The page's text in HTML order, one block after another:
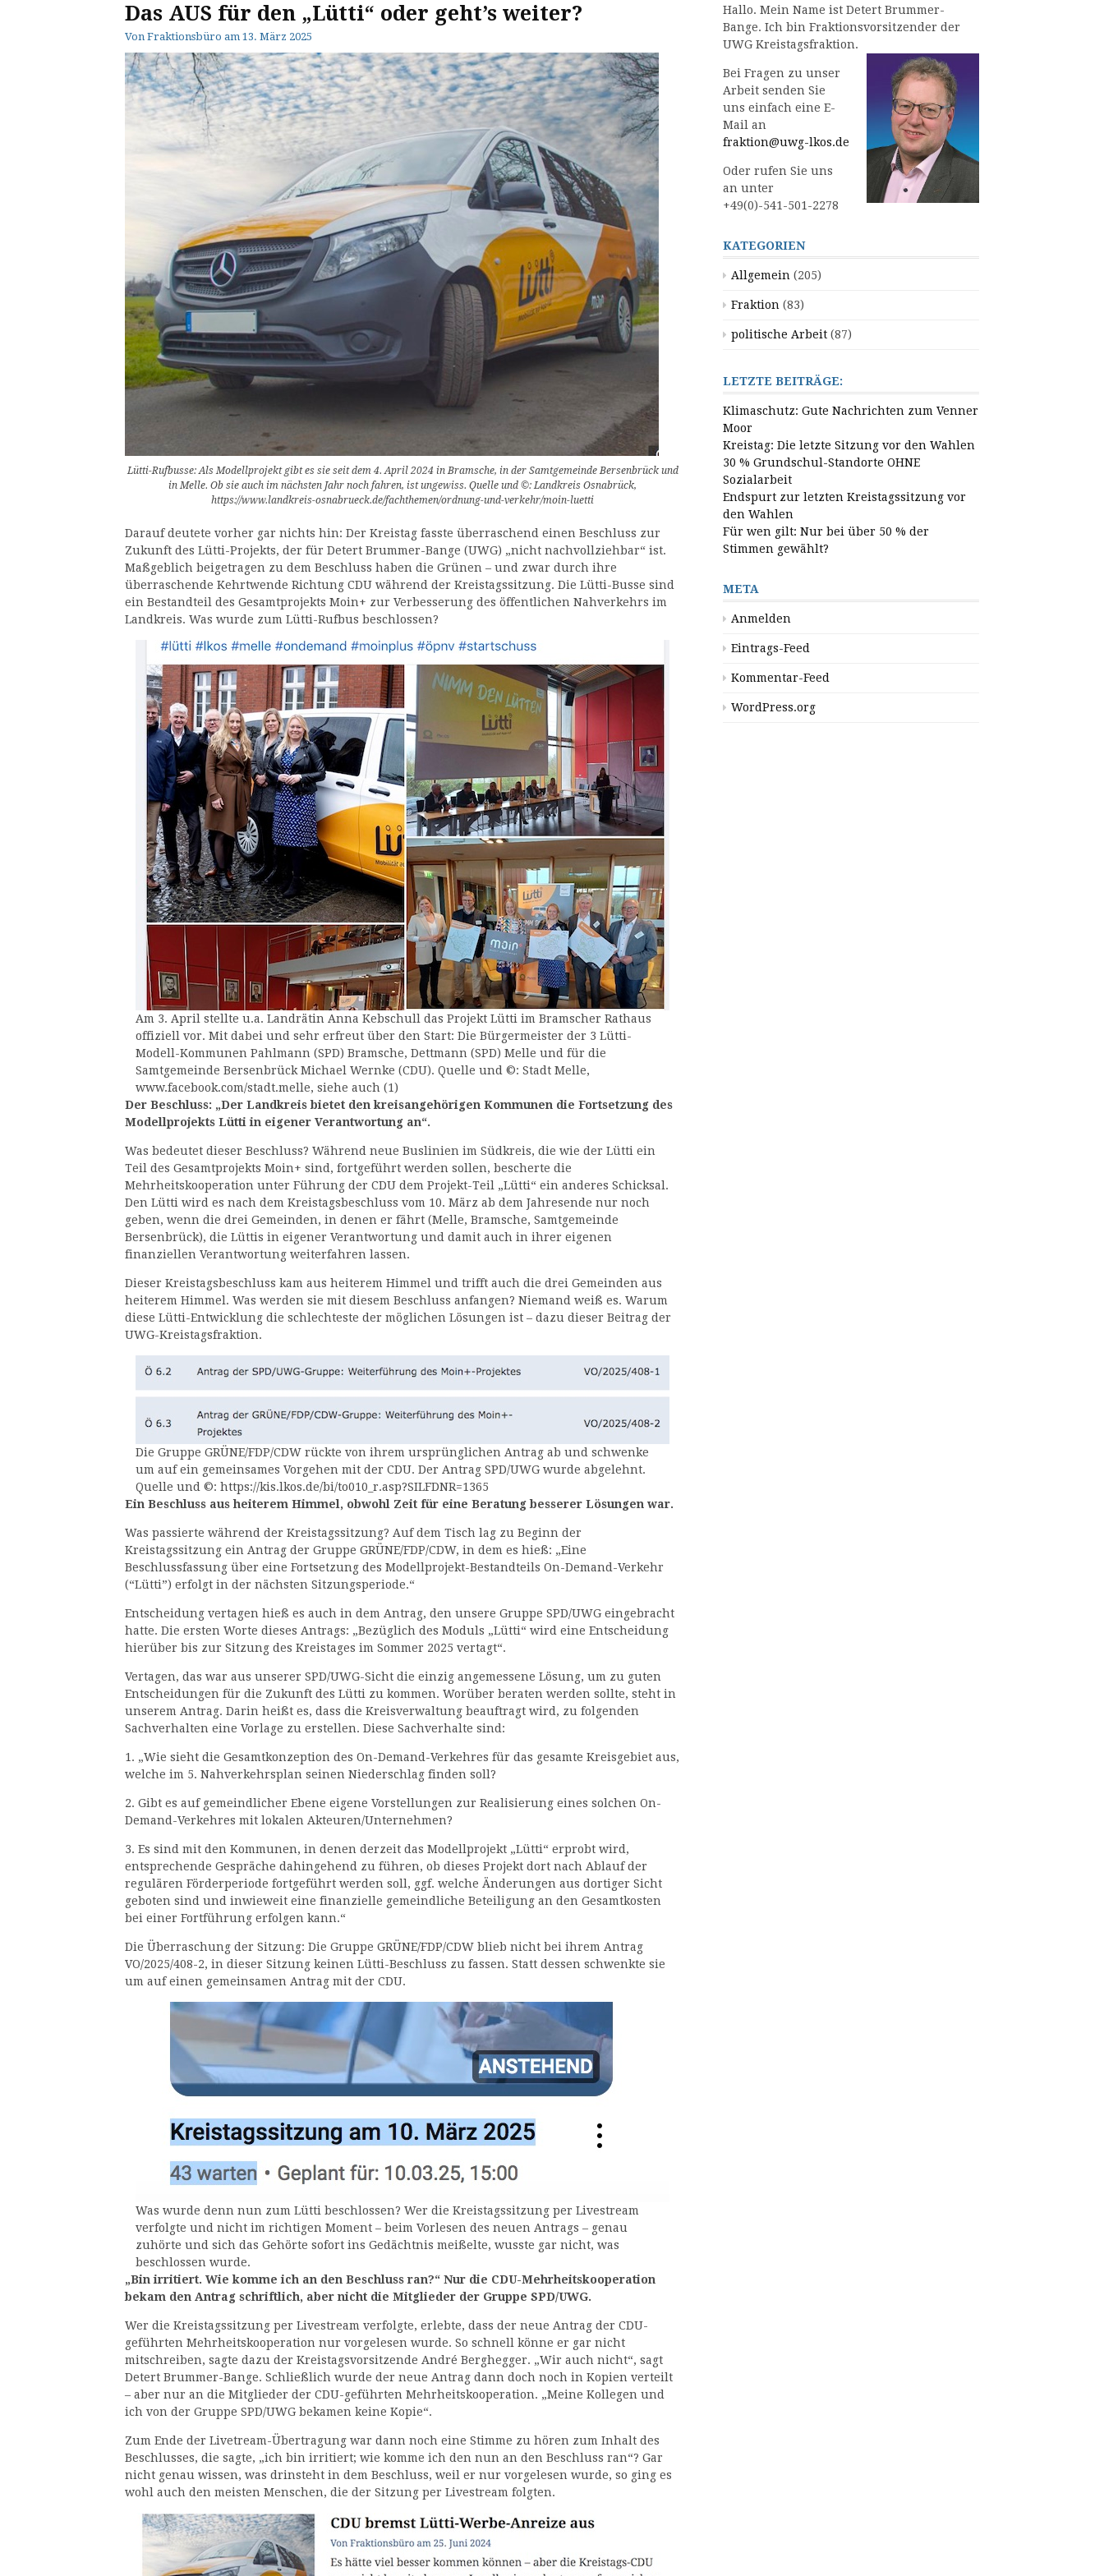
Das AUS für den „Lütti“ oder geht’s weiter?
Von Fraktionsbüro am 13. März 2025
Lütti-Rufbusse: Als Modellprojekt gibt es sie seit dem 4. April 2024 in Bramsche, in der Samtgemeinde Bersenbrück und
in Melle. Ob sie auch im nächsten Jahr noch fahren, ist ungewiss. Quelle und ©: Landkreis Osnabrück,
https://www.landkreis-osnabrueck.de/fachthemen/ordnung-und-verkehr/moin-luetti
Darauf deutete vorher gar nichts hin: Der Kreistag fasste überraschend einen Beschluss zur
Zukunft des Lütti-Projekts, der für Detert Brummer-Bange (UWG) „nicht nachvollziehbar“ ist.
Maßgeblich beigetragen zu dem Beschluss haben die Grünen – und zwar durch ihre
überraschende Kehrtwende Richtung CDU während der Kreistagssitzung. Die Lütti-Busse sind
ein Bestandteil des Gesamtprojekts Moin+ zur Verbesserung des öffentlichen Nahverkehrs im
Landkreis. Was wurde zum Lütti-Rufbus beschlossen?
Am 3. April stellte u.a. Landrätin Anna Kebschull das Projekt Lütti im Bramscher Rathaus
offiziell vor. Mit dabei und sehr erfreut über den Start: Die Bürgermeister der 3 Lütti-
Modell-Kommunen Pahlmann (SPD) Bramsche, Dettmann (SPD) Melle und für die
Samtgemeinde Bersenbrück Michael Wernke (CDU). Quelle und ©: Stadt Melle,
www.facebook.com/stadt.melle, siehe auch (1)
Der Beschluss: „Der Landkreis bietet den kreisangehörigen Kommunen die Fortsetzung des
Modellprojekts Lütti in eigener Verantwortung an“.
Was bedeutet dieser Beschluss? Während neue Buslinien im Südkreis, die wie der Lütti ein
Teil des Gesamtprojekts Moin+ sind, fortgeführt werden sollen, bescherte die
Mehrheitskooperation unter Führung der CDU dem Projekt-Teil „Lütti“ ein anderes Schicksal.
Den Lütti wird es nach dem Kreistagsbeschluss vom 10. März ab dem Jahresende nur noch
geben, wenn die drei Gemeinden, in denen er fährt (Melle, Bramsche, Samtgemeinde
Bersenbrück), die Lüttis in eigener Verantwortung und damit auch in ihrer eigenen
finanziellen Verantwortung weiterfahren lassen.
Dieser Kreistagsbeschluss kam aus heiterem Himmel und trifft auch die drei Gemeinden aus
heiterem Himmel. Was werden sie mit diesem Beschluss anfangen? Niemand weiß es. Warum
diese Lütti-Entwicklung die schlechteste der möglichen Lösungen ist – dazu dieser Beitrag der
UWG-Kreistagsfraktion.
Die Gruppe GRÜNE/FDP/CDW rückte von ihrem ursprünglichen Antrag ab und schwenke
um auf ein gemeinsames Vorgehen mit der CDU. Der Antrag SPD/UWG wurde abgelehnt.
Quelle und ©: https://kis.lkos.de/bi/to010_r.asp?SILFDNR=1365
Ein Beschluss aus heiterem Himmel, obwohl Zeit für eine Beratung besserer Lösungen war.
Was passierte während der Kreistagssitzung? Auf dem Tisch lag zu Beginn der
Kreistagssitzung ein Antrag der Gruppe GRÜNE/FDP/CDW, in dem es hieß: „Eine
Beschlussfassung über eine Fortsetzung des Modellprojekt-Bestandteils On-Demand-Verkehr
(“Lütti”) erfolgt in der nächsten Sitzungsperiode.“
Entscheidung vertagen hieß es auch in dem Antrag, den unsere Gruppe SPD/UWG eingebracht
hatte. Die ersten Worte dieses Antrags: „Bezüglich des Moduls „Lütti“ wird eine Entscheidung
hierüber bis zur Sitzung des Kreistages im Sommer 2025 vertagt“.
Vertagen, das war aus unserer SPD/UWG-Sicht die einzig angemessene Lösung, um zu guten
Entscheidungen für die Zukunft des Lütti zu kommen. Worüber beraten werden sollte, steht in
unserem Antrag. Darin heißt es, dass die Kreisverwaltung beauftragt wird, zu folgenden
Sachverhalten eine Vorlage zu erstellen. Diese Sachverhalte sind:
1. „Wie sieht die Gesamtkonzeption des On-Demand-Verkehres für das gesamte Kreisgebiet aus,
welche im 5. Nahverkehrsplan seinen Niederschlag finden soll?
2. Gibt es auf gemeindlicher Ebene eigene Vorstellungen zur Realisierung eines solchen On-
Demand-Verkehres mit lokalen Akteuren/Unternehmen?
3. Es sind mit den Kommunen, in denen derzeit das Modellprojekt „Lütti“ erprobt wird,
entsprechende Gespräche dahingehend zu führen, ob dieses Projekt dort nach Ablauf der
regulären Förderperiode fortgeführt werden soll, ggf. welche Änderungen aus dortiger Sicht
geboten sind und inwieweit eine finanzielle gemeindliche Beteiligung an den Gesamtkosten
bei einer Fortführung erfolgen kann.“
Die Überraschung der Sitzung: Die Gruppe GRÜNE/FDP/CDW blieb nicht bei ihrem Antrag
VO/2025/408-2, in dieser Sitzung keinen Lütti-Beschluss zu fassen. Statt dessen schwenkte sie
um auf einen gemeinsamen Antrag mit der CDU.
Was wurde denn nun zum Lütti beschlossen? Wer die Kreistagssitzung per Livestream
verfolgte und nicht im richtigen Moment – beim Vorlesen des neuen Antrags – genau
zuhörte und sich das Gehörte sofort ins Gedächtnis meißelte, wusste gar nicht, was
beschlossen wurde.
„Bin irritiert. Wie komme ich an den Beschluss ran?“ Nur die CDU-Mehrheitskooperation
bekam den Antrag schriftlich, aber nicht die Mitglieder der Gruppe SPD/UWG.
Wer die Kreistagssitzung per Livestream verfolgte, erlebte, dass der neue Antrag der CDU-
geführten Mehrheitskooperation nur vorgelesen wurde. So schnell könne er gar nicht
mitschreiben, sagte dazu der Kreistagsvorsitzende André Berghegger. „Wir auch nicht“, sagt
Detert Brummer-Bange. Schließlich wurde der neue Antrag dann doch noch in Kopien verteilt
– aber nur an die Mitglieder der CDU-geführten Mehrheitskooperation. „Meine Kollegen und
ich von der Gruppe SPD/UWG bekamen keine Kopie“.
Zum Ende der Livetream-Übertragung war dann noch eine Stimme zu hören zum Inhalt des
Beschlusses, die sagte, „ich bin irritiert; wie komme ich den nun an den Beschluss ran“? Gar
nicht genau wissen, was drinsteht in dem Beschluss, weil er nur vorgelesen wurde, so ging es
wohl auch den meisten Menschen, die der Sitzung per Livestream folgten.
Hallo. Mein Name ist Detert Brummer-
Bange. Ich bin Fraktionsvorsitzender der
UWG Kreistagsfraktion.
Bei Fragen zu unser
Arbeit senden Sie
uns einfach eine E-
Mail an
fraktion@uwg-lkos.de
Oder rufen Sie uns
an unter
+49(0)-541-501-2278
KATEGORIEN
Allgemein (205)
Fraktion (83)
politische Arbeit (87)
LETZTE BEITRÄGE:
Klimaschutz: Gute Nachrichten zum Venner
Moor
Kreistag: Die letzte Sitzung vor den Wahlen
30 % Grundschul-Standorte OHNE
Sozialarbeit
Endspurt zur letzten Kreistagssitzung vor
den Wahlen
Für wen gilt: Nur bei über 50 % der
Stimmen gewählt?
META
Anmelden
Eintrags-Feed
Kommentar-Feed
WordPress.org